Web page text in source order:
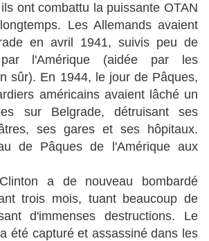
ont combattu la puissante OTAN
Les Allemands avaient
en avril 1941, suivis peu de
l'Amérique (aidée par les
sûr). En 1944, le jour de Pâques,
américains avaient lâché un
sur Belgrade, détruisant ses
ses gares et ses hôpitaux.
de Pâques de l'Amérique aux
a de nouveau bombardé
trois mois, tuant beaucoup de
d'immenses destructions. Le
été capturé et assassiné dans les